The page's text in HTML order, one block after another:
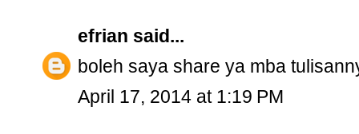
efrian said...
boleh saya share ya mba
April 17, 2014 at 1:19 PM